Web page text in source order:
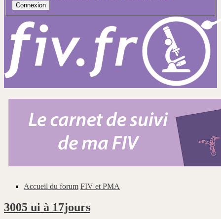
Accueil du forum FIV et PMA
3005 ui à 17jours